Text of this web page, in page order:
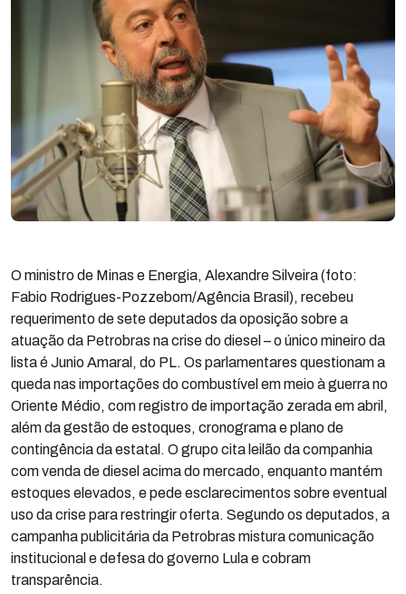
O ministro de Minas e Energia, Alexandre Silveira (foto:
Fabio Rodrigues-Pozzebom/Agência Brasil), recebeu
requerimento de sete deputados da oposição sobre a
atuação da Petrobras na crise do diesel – o único mineiro da
lista é Junio Amaral, do PL. Os parlamentares questionam a
queda nas importações do combustível em meio à guerra no
Oriente Médio, com registro de importação zerada em abril,
além da gestão de estoques, cronograma e plano de
contingência da estatal. O grupo cita leilão da companhia
com venda de diesel acima do mercado, enquanto mantém
estoques elevados, e pede esclarecimentos sobre eventual
uso da crise para restringir oferta. Segundo os deputados, a
campanha publicitária da Petrobras mistura comunicação
institucional e defesa do governo Lula e cobram
transparência.